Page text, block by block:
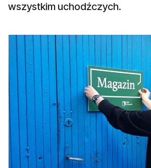
wszystkim uchodźczych.